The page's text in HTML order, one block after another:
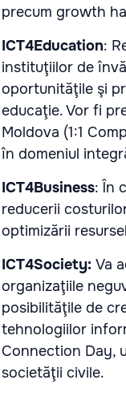
precum growth
ICT4Education:
instituţiilor de
oportunităţile şi
educaţie. Vor fi
Moldova (1:1
în domeniul
ICT4Business: În
reducerii
optimizării
ICT4Society: Va
organizaţiile
posibilităţile de
tehnologiilor
Connection Day,
societăţii civile.